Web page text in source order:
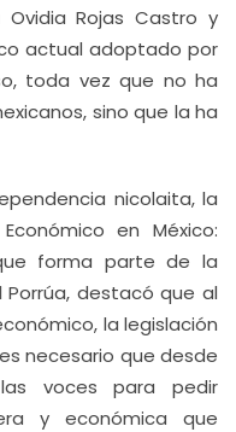
Rojas Castro y
actual adoptado por
toda vez que no ha
sino que la ha
nicolaita, la
en México:
forma parte de la
destacó que al
la legislación
necesario que desde
voces para pedir
y económica que